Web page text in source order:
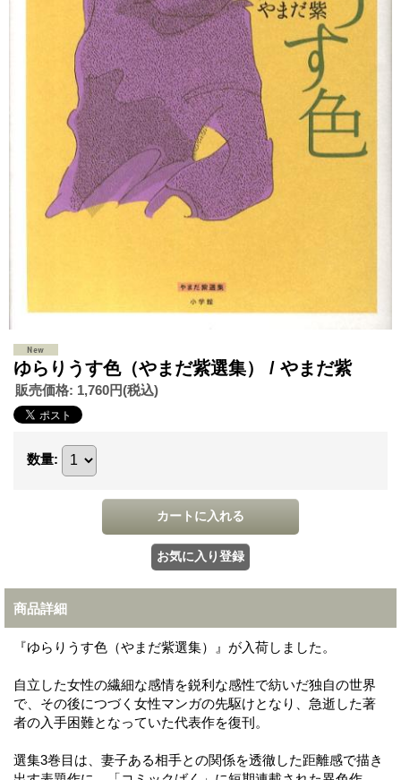
ゆらりうす色（やまだ紫選集） / やまだ紫
販売価格: 1,760円(税込)
数量:
商品詳細
『ゆらりうす色（やまだ紫選集）』が入荷しました。
自立した女性の繊細な感情を鋭利な感性で紡いだ独自の世界
で、その後につづく女性マンガの先駆けとなり、急逝した著
者の入手困難となっていた代表作を復刊。
選集3巻目は、妻子ある相手との関係を透徹した距離感で描き